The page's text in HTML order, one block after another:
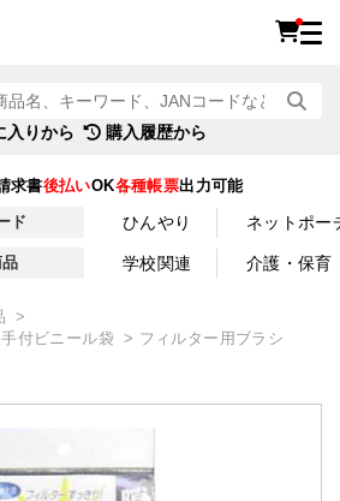
入りから 購入履歴から
求書後払いOK各種帳票出力可能
ド ひんやり ネットポー
学校関連 介護・保育
付ビニール袋
フィルター用ブラシ